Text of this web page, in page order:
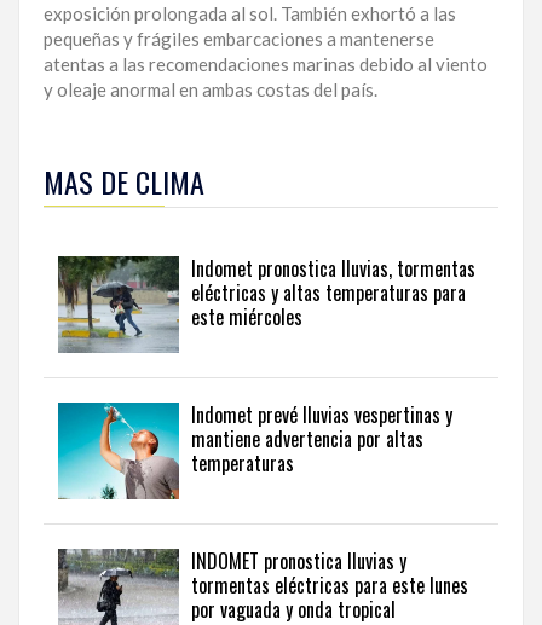
exposición prolongada al sol. También exhortó a las
pequeñas y frágiles embarcaciones a mantenerse
atentas a las recomendaciones marinas debido al viento
y oleaje anormal en ambas costas del país.
MAS DE CLIMA
Indomet pronostica lluvias, tormentas
eléctricas y altas temperaturas para
este miércoles
Indomet prevé lluvias vespertinas y
mantiene advertencia por altas
temperaturas
INDOMET pronostica lluvias y
tormentas eléctricas para este lunes
por vaguada y onda tropical